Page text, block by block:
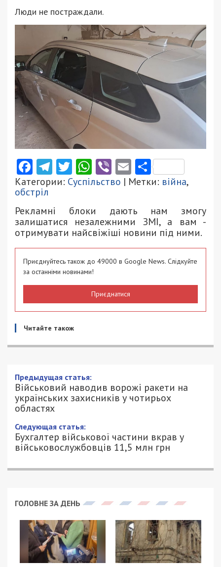
Люди не постраждали.
Facebook
Telegram
Twitter
WhatsApp
ViberEmail
Категории: Суспільство | Метки: війна,
обстріл
Рекламні блоки дають нам змогу
залишатися незалежними ЗМІ, а вам -
отримувати найсвіжіші новини під ними.
Приєднуйтесь також до 49000 в Google News. Слідкуйте
за останніми новинами!
Приєднатися
Читайте також
Військовий наводив ворожі ракети на
українських захисників у чотирьох
областях
18/06/2025 - 18:00
АННА БАУМАН - СПЕЦИАЛЬНО ДЛЯ
49000.COM.UA